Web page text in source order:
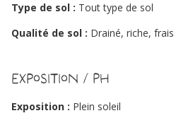
Type de sol : Tout type de sol
Qualité de sol : Drainé, riche, frais
Exposition / PH
Exposition : Plein soleil